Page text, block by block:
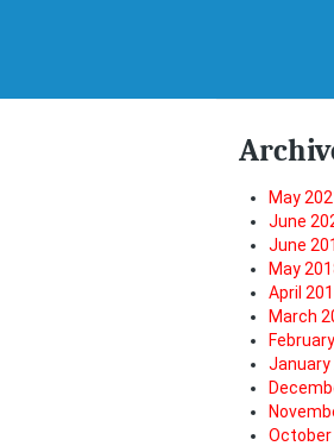
May
June
June
May
April
March
January
October